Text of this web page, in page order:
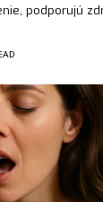
podporujú